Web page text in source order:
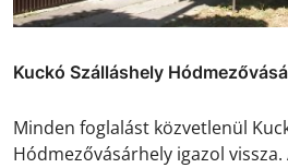
Kuckó Szálláshely
Minden foglalást közvetlenül
Hódmezővásárhely igazol vissza.